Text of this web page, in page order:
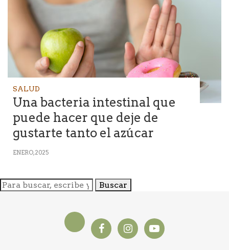
SALUD
Una bacteria intestinal que
puede hacer que deje de
gustarte tanto el azúcar
ENERO, 2025
Buscar